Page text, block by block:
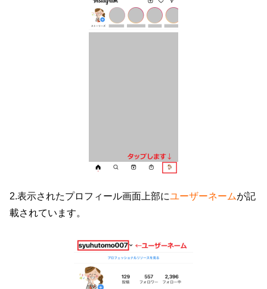
2.表示されたプロフィール画面上部にユーザーネームが記
載されています。